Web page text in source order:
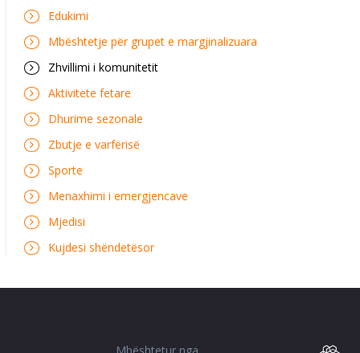
Edukimi
Mbështetje për grupet e margjinalizuara
Zhvillimi i komunitetit
Aktivitete fetare
Dhurime sezonale
Zbutje e varfërisë
Sporte
Menaxhimi i emergjencave
Mjedisi
Kujdesi shëndetësor